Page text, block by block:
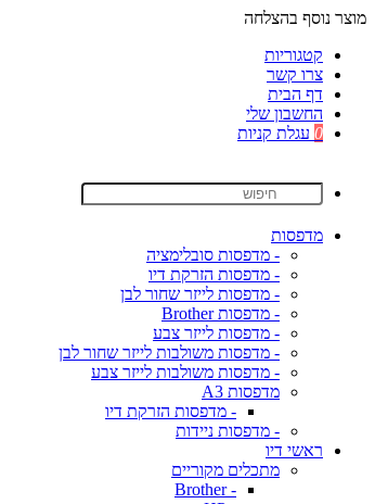
מוצר נוסף בהצלחה
קטגוריות
צרו קשר
דף הבית
החשבון שלי
0 עגלת קניות
מדפסות
- מדפסות סובלימציה
- מדפסות הזרקת דיו
- מדפסות לייזר שחור לבן
- מדפסות Brother
- מדפסות לייזר צבע
- מדפסות משולבות לייזר שחור לבן
- מדפסות משולבות לייזר צבע
מדפסות A3
- מדפסות הזרקת דיו
- מדפסות ניידות
ראשי דיו
מתכלים מקוריים
- Brother